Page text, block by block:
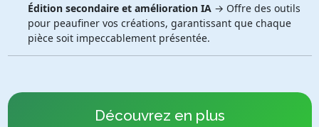
Édition secondaire et amélioration IA→ Offre des outils
pour peaufiner vos créations, garantissant que chaque
pièce soit impeccablement présentée.
Découvrez en plus